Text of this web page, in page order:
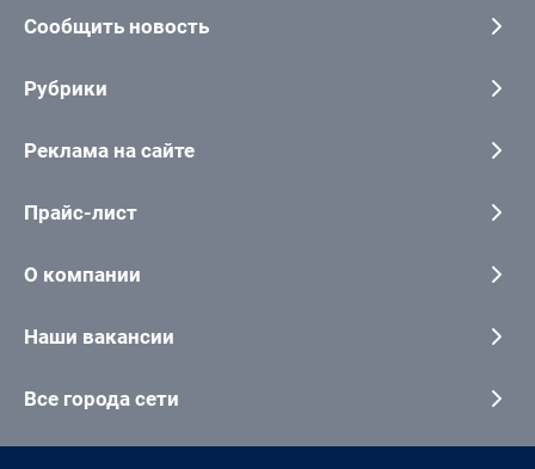
Сообщить новость
Рубрики
Реклама на сайте
Прайс-лист
О компании
Наши вакансии
Все города сети